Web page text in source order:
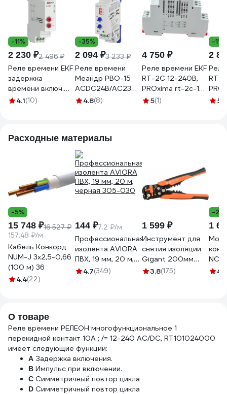
-11%
2 230 ₽2 496 ₽
Реле времени EKF
задержка
времени включ.
PROxima rt-sba
4.1(10)
-35%
2 094 ₽3 233 ₽
Реле времени
Меандр РВО-15
ACDC24B/AC230B
УХЛ4 A8302-
4.8(8)
4 750 ₽
Реле времени EKF
RT-2C 12-240В,
PROxima rt-2c-12-
240
5(1)
-11%
2
RT-
2405
Расходные материалы
-5%
15 748 ₽16 527 ₽
157.48 ₽/м
Кабель Конкорд
NUM-J 3х2,5-0,66
(100 м) 36
4.4(22)
144 ₽7.2 ₽/м
Профессиональная
изолента AVIORA
ПВХ, 19 мм, 20 м,
черная 305-030
4.7(349)
1 599 ₽
Инструмент для
снятия изоляции
Gigant 200мм
GEP 01
3.8(175)
-
1
2НО4.9
О товаре
Реле времени РЕЛЕОН многофункциональное 1
перекидной контакт 10А ; /= 12-240 AC/DC, RT101024000
имеет следующие функции:
A Задержка включения.
B Импульс при включении.
C Симметричный повтор цикла
D Симметричный повтор цикла